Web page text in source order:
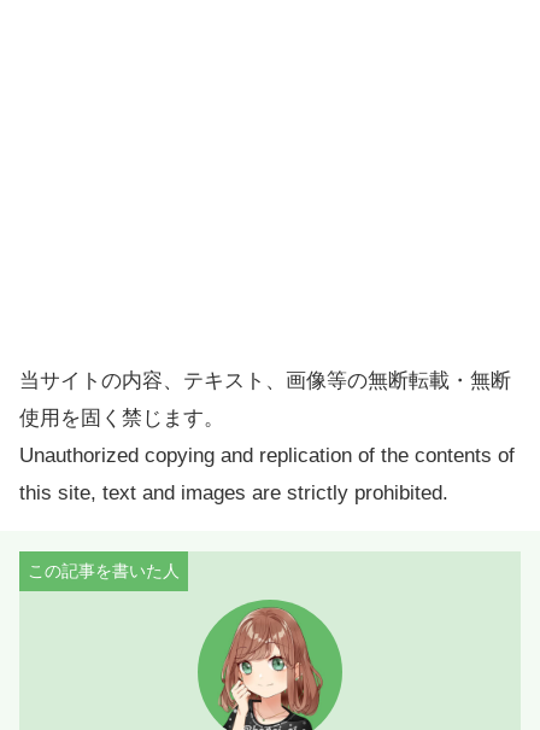
当サイトの内容、テキスト、画像等の無断転載・無断
使用を固く禁じます。
Unauthorized copying and replication of the contents of
this site, text and images are strictly prohibited.